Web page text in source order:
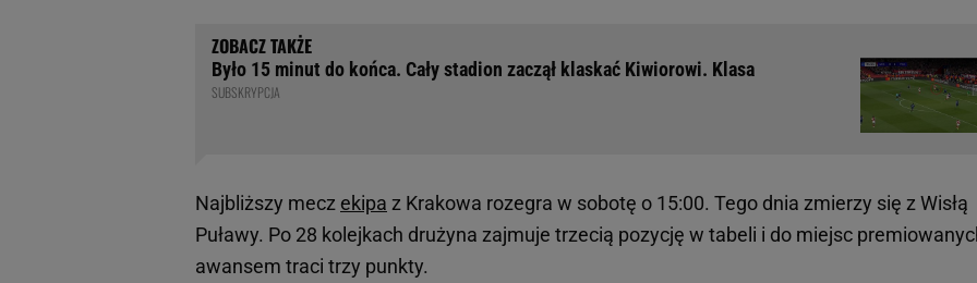
Było 15 minut do końca. Cały stadion zaczął klaskać Kiwiorowi. Klasa
SUBSKRYPCJA
Najbliższy mecz ekipa z Krakowa rozegra w sobotę o 15:00. Tego dnia zmierzy się z Wisłą
Puławy. Po 28 kolejkach drużyna zajmuje trzecią pozycję w tabeli i do miejsc
awansem traci trzy punkty.